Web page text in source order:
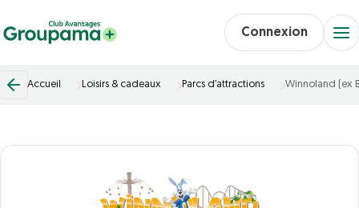
Connexion
Accueil Loisirs & cadeaux Parcs d’attractions Winnoland (ex